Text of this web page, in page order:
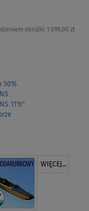
obniżki: 1 099,00 zł
50%
11'6''
WIĘCEJ...